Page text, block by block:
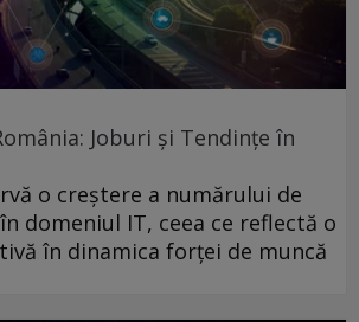
Joburi și Tendințe în
o creștere a numărului de
domeniul IT, ceea ce reflectă o
în dinamica forței de muncă